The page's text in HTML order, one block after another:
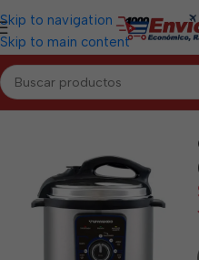
Skip to navigation
Skip to main content
Inicio/MATANZAS/